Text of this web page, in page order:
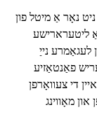
נאָר אַ מיטל פון
אַ ליטערארישע
לעגאַמרע נייַ
פאַנטאַזיע
די צעוואָרפן
מאָווינג